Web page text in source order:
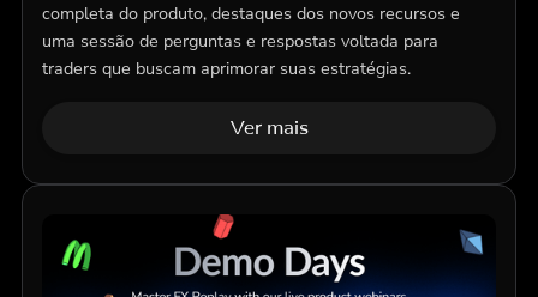
completa do produto, destaques dos novos recursos e
uma sessão de perguntas e respostas voltada para
traders que buscam aprimorar suas estratégias.
Ver mais